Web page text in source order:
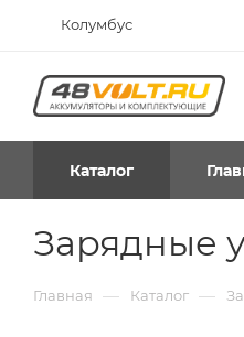
Колумбус
Каталог
Зарядные
Главная — Каталог —